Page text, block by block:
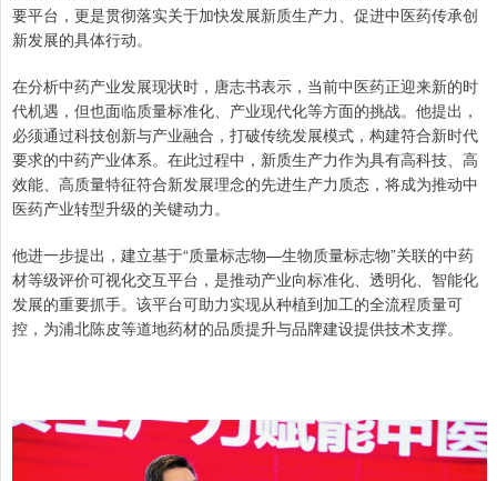
要平台，更是贯彻落实关于加快发展新质生产力、促进中医药传承创
新发展的具体行动。
在分析中药产业发展现状时，唐志书表示，当前中医药正迎来新的时
代机遇，但也面临质量标准化、产业现代化等方面的挑战。他提出，
必须通过科技创新与产业融合，打破传统发展模式，构建符合新时代
要求的中药产业体系。在此过程中，新质生产力作为具有高科技、高
效能、高质量特征符合新发展理念的先进生产力质态，将成为推动中
医药产业转型升级的关键动力。
他进一步提出，建立基于“质量标志物—生物质量标志物”关联的中药
材等级评价可视化交互平台，是推动产业向标准化、透明化、智能化
发展的重要抓手。该平台可助力实现从种植到加工的全流程质量可
控，为浦北陈皮等道地药材的品质提升与品牌建设提供技术支撑。